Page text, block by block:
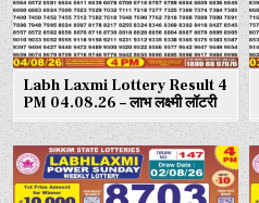
Labh Laxmi Lottery Result 4
PM 04.08.26 – लाभ लक्ष्मी लॉटरी